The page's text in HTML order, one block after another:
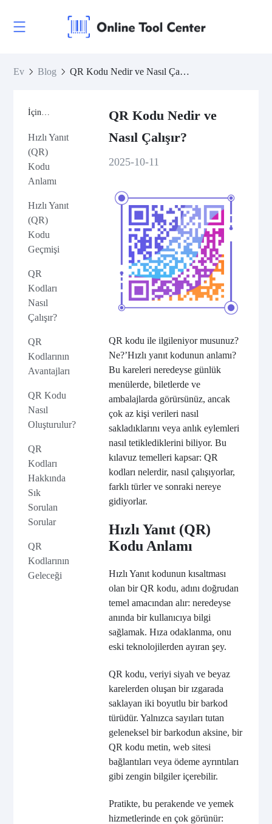
Ev Blog QR Kodu Nedir ve Nasıl Çalışır?
İçindekiler
Hızlı Yanıt
(QR)
Kodu
Anlamı
Hızlı Yanıt
(QR)
Kodu
Geçmişi
QR
Kodları
Nasıl
Çalışır?
QR
Kodlarının
Avantajları
QR Kodu
Nasıl
Oluşturulur?
QR
Kodları
Hakkında
Sık
Sorulan
Sorular
QR
Kodlarının
Geleceği
QR Kodu Nedir ve
Nasıl Çalışır?
2025-10-11
QR kodu ile ilgileniyor musunuz?
Ne?’Hızlı yanıt kodunun anlamı?
Bu kareleri neredeyse günlük
menülerde, biletlerde ve
ambalajlarda görürsünüz, ancak
çok az kişi verileri nasıl
sakladıklarını veya anlık eylemleri
nasıl tetiklediklerini biliyor. Bu
kılavuz temelleri kapsar: QR
kodları nelerdir, nasıl çalışıyorlar,
farklı türler ve sonraki nereye
gidiyorlar.
Hızlı Yanıt (QR)
Kodu Anlamı
Hızlı Yanıt kodunun kısaltması
olan bir QR kodu, adını doğrudan
temel amacından alır: neredeyse
anında bir kullanıcıya bilgi
sağlamak. Hıza odaklanma, onu
eski teknolojilerden ayıran şey.
QR kodu, veriyi siyah ve beyaz
karelerden oluşan bir ızgarada
saklayan iki boyutlu bir barkod
türüdür. Yalnızca sayıları tutan
geleneksel bir barkodun aksine, bir
QR kodu metin, web sitesi
bağlantıları veya ödeme ayrıntıları
gibi zengin bilgiler içerebilir.
Pratikte, bu perakende ve yemek
hizmetlerinde en çok görünür: